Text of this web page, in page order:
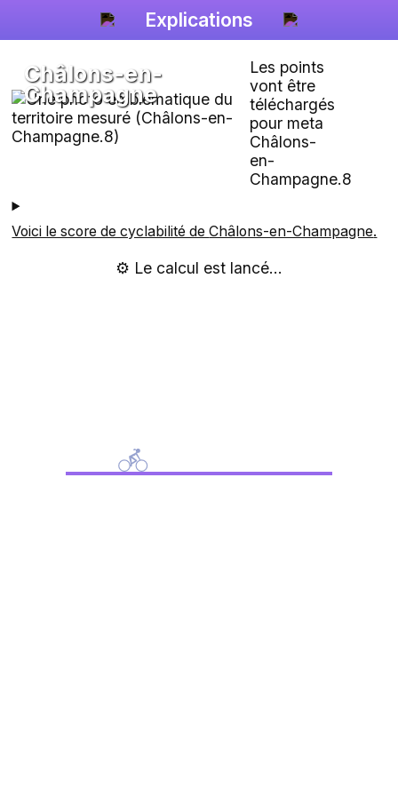
Explications
Châlons-en-
Champagne
Les points
vont être
téléchargés
pour meta
Châlons-
en-
Champagne.8
Voici le score de cyclabilité deChâlons-en-Champagne.
⚙️ Le calcul est lancé...